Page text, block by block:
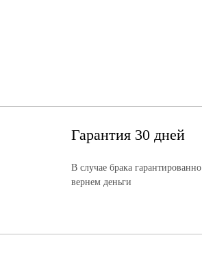
Гарантия 30 дней
В случае брака гарантированно
вернем деньги